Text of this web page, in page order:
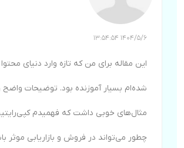
1404/5/6 13:54:54
اين مقاله برای من که تازه وارد دنیای محتوا
شده‌ام بسيار آموزنده بود. توضيحات واضح
مثال‌های خوبی داشت که فهميدم
چطور می‌تواند در فروش و بازاریابی موثر